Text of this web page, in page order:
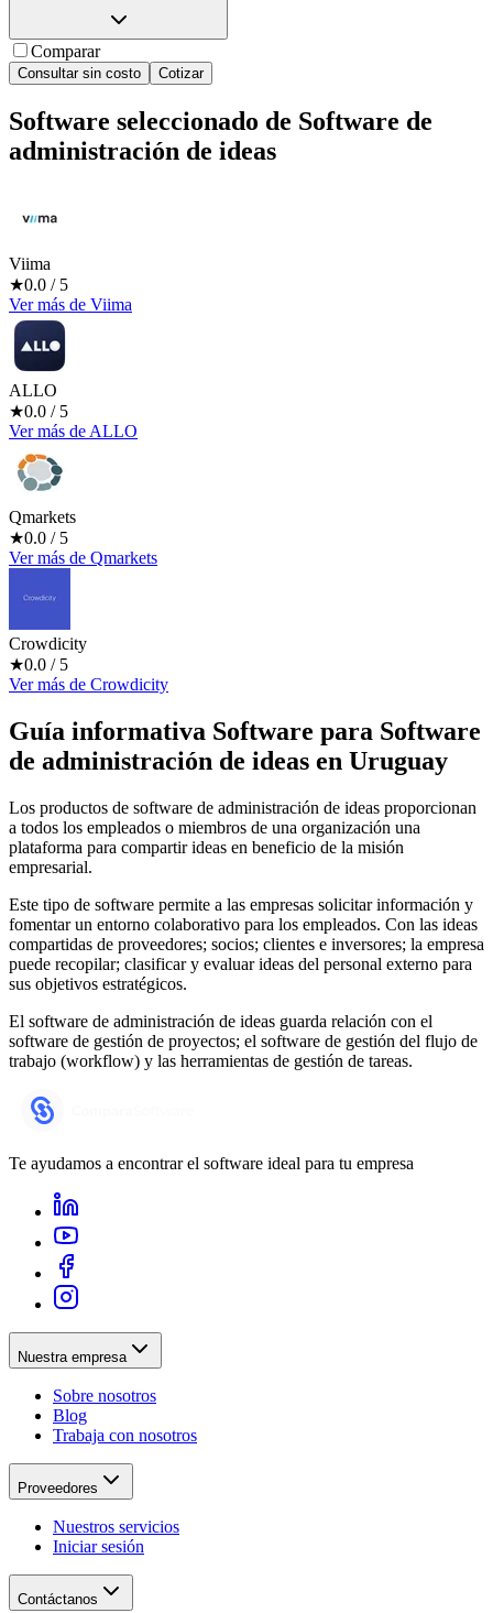
Comparar
Consultar sin costo Cotizar
Software seleccionado de Software de
administración de ideas
Viima
★0.0 / 5
Ver más de Viima
ALLO
★0.0 / 5
Ver más de ALLO
Qmarkets
★0.0 / 5
Ver más de Qmarkets
Crowdicity
★0.0 / 5
Ver más de Crowdicity
Guía informativa Software para Software
de administración de ideas en Uruguay
Los productos de software de administración de ideas proporcionan
a todos los empleados o miembros de una organización una
plataforma para compartir ideas en beneficio de la misión
empresarial.
Este tipo de software permite a las empresas solicitar información y
fomentar un entorno colaborativo para los empleados. Con las ideas
compartidas de proveedores; socios; clientes e inversores; la empresa
puede recopilar; clasificar y evaluar ideas del personal externo para
sus objetivos estratégicos.
El software de administración de ideas guarda relación con el
software de gestión de proyectos; el software de gestión del flujo de
trabajo (workflow) y las herramientas de gestión de tareas.
Te ayudamos a encontrar el software ideal para tu empresa
Nuestra empresa
Sobre nosotros
Blog
Trabaja con nosotros
Proveedores
Nuestros servicios
Iniciar sesión
Contáctanos